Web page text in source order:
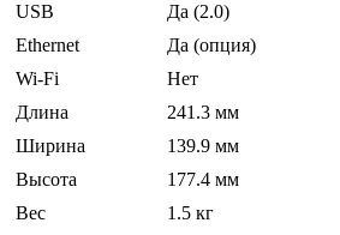
USB
Да (2.0)
Ethernet
Да (опция)
Wi-Fi
Нет
Длина
241.3 мм
Ширина
139.9 мм
Высота
177.4 мм
Вес
1.5 кг